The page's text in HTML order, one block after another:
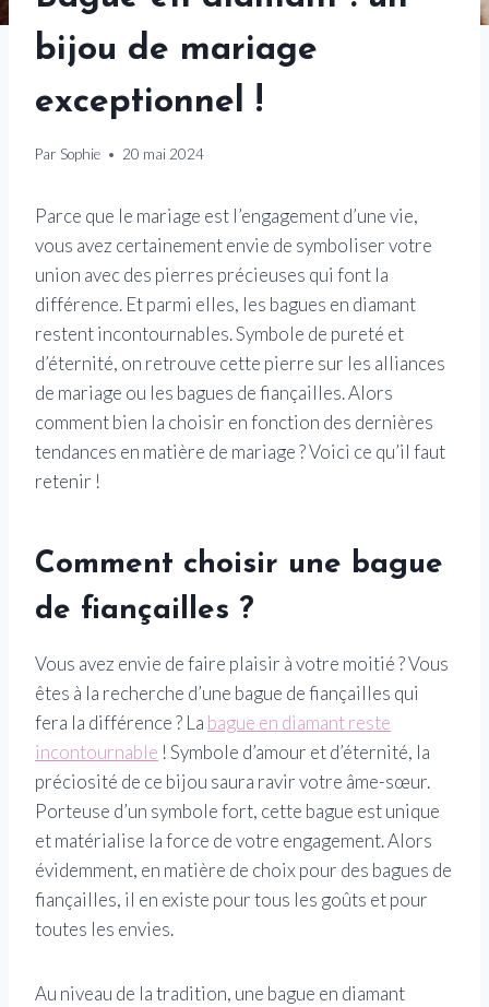
bijou de mariage
exceptionnel !
Par Sophie 20 mai 2024
Parce que le mariage est l’engagement d’une vie,
vous avez certainement envie de symboliser votre
union avec des pierres précieuses qui font la
différence. Et parmi elles, les bagues en diamant
restent incontournables. Symbole de pureté et
d’éternité, on retrouve cette pierre sur les alliances
de mariage ou les bagues de fiançailles. Alors
comment bien la choisir en fonction des dernières
tendances en matière de mariage ? Voici ce qu’il faut
retenir !
Comment choisir une bague
de fiançailles ?
Vous avez envie de faire plaisir à votre moitié ? Vous
êtes à la recherche d’une bague de fiançailles qui
fera la différence ? La bague en diamant reste
incontournable ! Symbole d’amour et d’éternité, la
préciosité de ce bijou saura ravir votre âme-sœur.
Porteuse d’un symbole fort, cette bague est unique
et matérialise la force de votre engagement. Alors
évidemment, en matière de choix pour des bagues de
fiançailles, il en existe pour tous les goûts et pour
toutes les envies.
Au niveau de la tradition, une bague en diamant